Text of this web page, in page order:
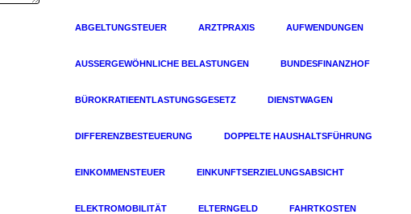
ABGELTUNGSTEUER ARZTPRAXIS AUFWENDUNGEN
AUSSERGEWÖHNLICHE BELASTUNGEN BUNDESFINANZHOF
BÜROKRATIEENTLASTUNGSGESETZ DIENSTWAGEN
DIFFERENZBESTEUERUNG DOPPELTE HAUSHALTSFÜHRUNG
EINKOMMENSTEUER EINKUNFTSERZIELUNGSABSICHT
ELEKTROMOBILITÄT ELTERNGELD FAHRTKOSTEN